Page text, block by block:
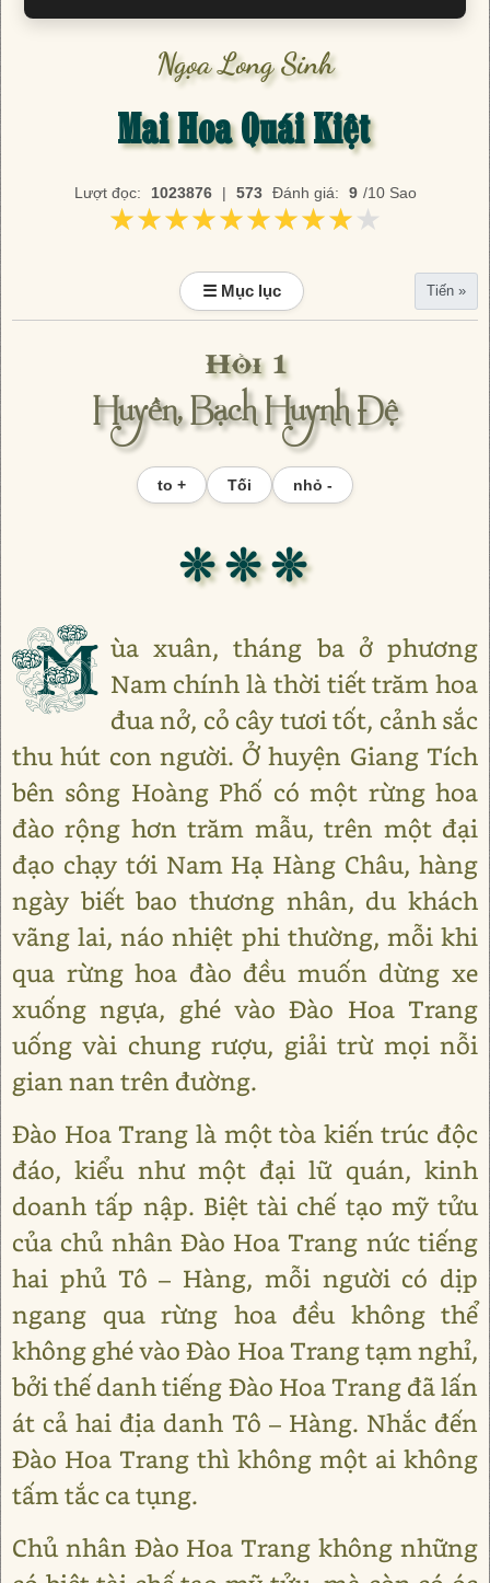
Ngọa Long Sinh
Mai Hoa Quái Kiệt
Lượt đọc: 1023876 | 573 Đánh giá: 9 /10 Sao
★★★★★★★★★★
★★★★★★★★★★
☰ Mục lục Tiến »
Hồi 1
Huyền, Bạch Huynh Đệ
to + Tối nhỏ -
❊ ❊ ❊
M ùa xuân, tháng ba ở phương
Nam chính là thời tiết trăm hoa
đua nở, cỏ cây tươi tốt, cảnh sắc
thu hút con người. Ở huyện Giang Tích
bên sông Hoàng Phố có một rừng hoa
đào rộng hơn trăm mẫu, trên một đại
đạo chạy tới Nam Hạ Hàng Châu, hàng
ngày biết bao thương nhân, du khách
vãng lai, náo nhiệt phi thường, mỗi khi
qua rừng hoa đào đều muốn dừng xe
xuống ngựa, ghé vào Đào Hoa Trang
uống vài chung rượu, giải trừ mọi nỗi
gian nan trên đường.
Đào Hoa Trang là một tòa kiến trúc độc
đáo, kiểu như một đại lữ quán, kinh
doanh tấp nập. Biệt tài chế tạo mỹ tửu
của chủ nhân Đào Hoa Trang nức tiếng
hai phủ Tô – Hàng, mỗi người có dịp
ngang qua rừng hoa đều không thể
không ghé vào Đào Hoa Trang tạm nghỉ,
bởi thế danh tiếng Đào Hoa Trang đã lấn
át cả hai địa danh Tô – Hàng. Nhắc đến
Đào Hoa Trang thì không một ai không
tấm tắc ca tụng.
Chủ nhân Đào Hoa Trang không những